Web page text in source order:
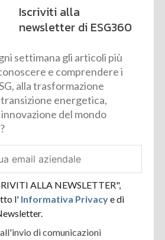
Iscriviti alla
newsletter di ESG360
settimana gli articoli più
e comprendere i
alla trasformazione
energetica,
innovazione del mondo
ALLA NEWSLETTER",
l' Informativa Privacye di
di comunicazioni